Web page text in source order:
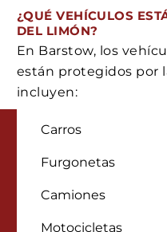
¿QUÉ VEHÍCULOS
DEL LIMÓN?
En Barstow, los
están protegidos por
incluyen:
Carros
Furgonetas
Camiones
Motocicletas